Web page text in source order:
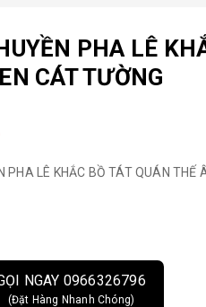
PHA LÊ
CÁT TƯỜNG
PHA LÊ KHẮC BỒ TÁT QUÁN
NGAY 0966326796
(Đặt Hàng Nhanh Chóng)